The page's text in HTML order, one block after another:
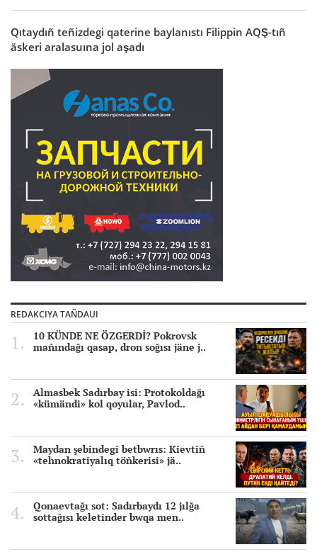
Qıtaydıñ teñizdegi qaterine baylanıstı Filippin AQŞ-tıñ
äskeri aralasuına jol aşadı
REDAKCIYA TAÑDAUI
10 KÜNDE NE ÖZGERDİ? Pokrovsk
mañındağı qasap, dron soğısı jäne j..
Almasbek Sadırbay isi: Protokoldağı
«kümändi» kol qoyular, Pavlod..
Maydan şebindegi betbwrıs: Kievtiñ
«tehnokratiyalıq töñkerisi» jä..
Qonaevtağı sot: Sadırbaydı 12 jılğa
sottağısı keletinder bwqa men..